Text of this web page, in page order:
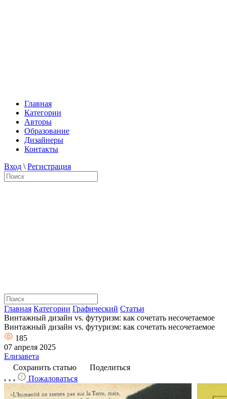
Главная
Категории
Авторы
Образование
Дизайнеры
Контакты
Вход \ Регистрация
Главная Категории Графический Статьи
Винтажный дизайн vs. футуризм: как сочетать несочетаемое
Винтажный дизайн vs. футуризм: как сочетать несочетаемое
185
07 апреля 2025
Елизавета
Сохранить статью
Поделиться
Пожаловаться